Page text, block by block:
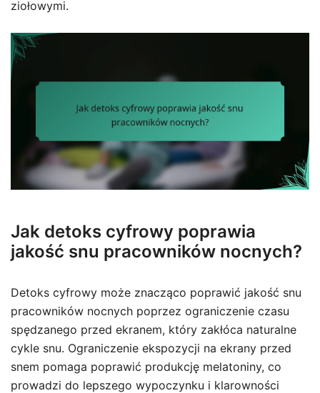
ziołowymi.
Jak detoks cyfrowy poprawia
jakość snu pracowników nocnych?
Detoks cyfrowy może znacząco poprawić jakość snu
pracowników nocnych poprzez ograniczenie czasu
spędzanego przed ekranem, który zakłóca naturalne
cykle snu. Ograniczenie ekspozycji na ekrany przed
snem pomaga poprawić produkcję melatoniny, co
prowadzi do lepszego wypoczynku i klarowności